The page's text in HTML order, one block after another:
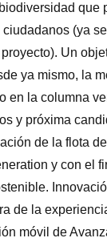
que
(ya
Un
ya mismo, la
en la columna
y próxima
de la flota
y con el
de la
móvil de